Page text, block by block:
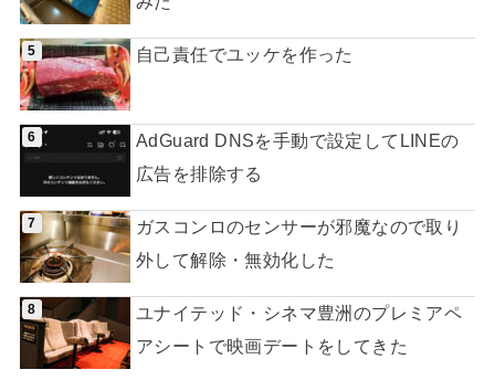
自己責任でユッケを作った
AdGuard DNSを手動で設定してLINEの
広告を排除する
ガスコンロのセンサーが邪魔なので取り
外して解除・無効化した
ユナイテッド・シネマ豊洲のプレミアペ
アシートで映画デートをしてきた